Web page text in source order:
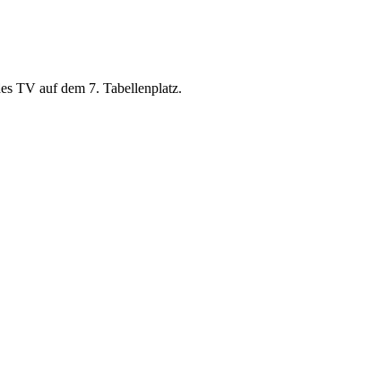
TV auf dem 7. Tabellenplatz.